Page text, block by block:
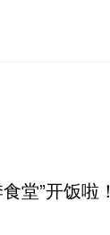
堂”开饭啦！